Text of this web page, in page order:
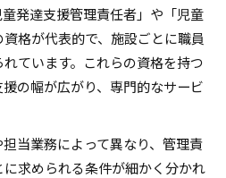
発達支援管理責任者」や「児童
格が代表的で、施設ごとに職員
ています。これらの資格を持つ
の幅が広がり、専門的なサービ
当業務によって異なり、管理責
求められる条件が細かく分かれ